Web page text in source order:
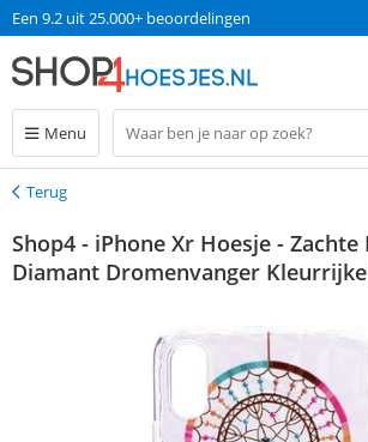
Een 9.2 uit 25.000+ beoordelingen
Menu
Terug
Terug
Shop4 - iPhone Xr Hoesje - Zachte
Diamant Dromenvanger